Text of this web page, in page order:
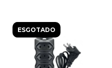
ESGOTADO